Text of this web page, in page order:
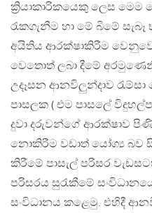
ක්‍රියාකාරිකයෙකු ලෙස මෙම
රැකගැනීම හා මේ බිමේ
අයිතිය ආරක්ෂාකිරීම
වෙතොත් ලබා දීමේ
උදෑසන ආනවිලුන්දාව
පාසලක ( එම පාසලේ
දුවා දරුවන්ගේ ආරක්ෂාව
නොකිරීම වඩාත් යෝග්‍ය බව
කිරීමේ පාසැල් පරිසර
පරිසරය සුරැකීමේ
සංවිධානය කළෙමු. එහිදී